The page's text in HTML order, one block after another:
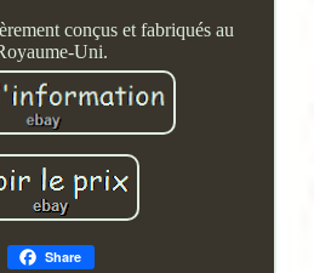
conçus et fabriqués au
Uni.
Share